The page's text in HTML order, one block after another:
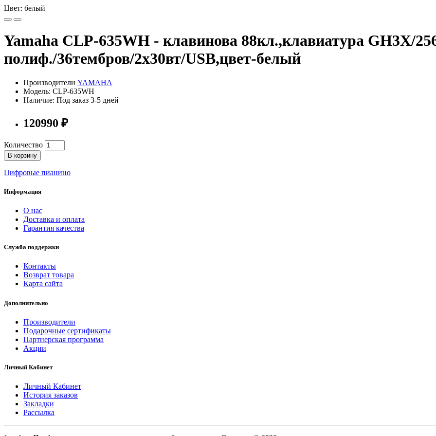
Цвет: белый
Yamaha CLP-635WH - клавинова 88кл.,клавиатура GH3X/
полиф./36тембров/2х30вт/USB,цвет-белый
Производители YAMAHA
Модель: CLP-635WH
Наличие: Под заказ 3-5 дней
120990 ₽
Количество
В корзину
Цифровые пианино
Информация
О нас
Доставка и оплата
Гарантия качества
Служба поддержки
Контакты
Возврат товара
Карта сайта
Дополнительно
Производители
Подарочные сертификаты
Партнерская программа
Акции
Личный Кабинет
Личный Кабинет
История заказов
Закладки
Рассылка